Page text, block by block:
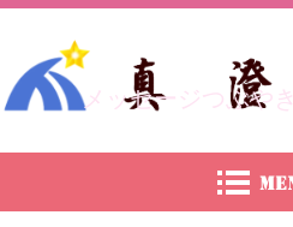
メッセージつぶやき